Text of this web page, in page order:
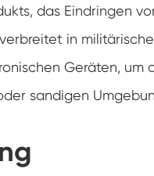
für PV-Module
prüf kammer
das Eindringen
in
Geräten, um
sandigen